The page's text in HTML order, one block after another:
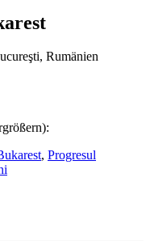
Rumänien
, Progresul